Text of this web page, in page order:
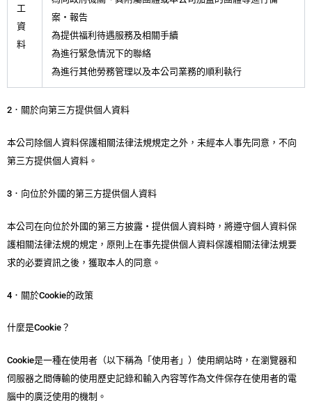
工
資
料
案・報告
為提供福利待遇服務及相關手續
為進行緊急情況下的聯絡
為進行其他勞務管理以及本公司業務的順利執行
2．關於向第三方提供個人資料
本公司除個人資料保護相關法律法規規定之外，未經本人事先同意，不向
第三方提供個人資料。
3．向位於外國的第三方提供個人資料
本公司在向位於外國的第三方披露・提供個人資料時，將遵守個人資料保
護相關法律法規的規定，原則上在事先提供個人資料保護相關法律法規要
求的必要資訊之後，獲取本人的同意。
4．關於Cookie的政策
什麼是Cookie？
Cookie是一種在使用者（以下稱為「使用者」）使用網站時，在瀏覽器和
伺服器之間傳輸的使用歷史記錄和輸入內容等作為文件保存在使用者的電
腦中的廣泛使用的機制。